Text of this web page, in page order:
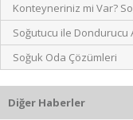
Konteyneriniz mi Var?
Soğutucu ile Dondurucu
Soğuk Oda Çözümleri
Diğer Haberler